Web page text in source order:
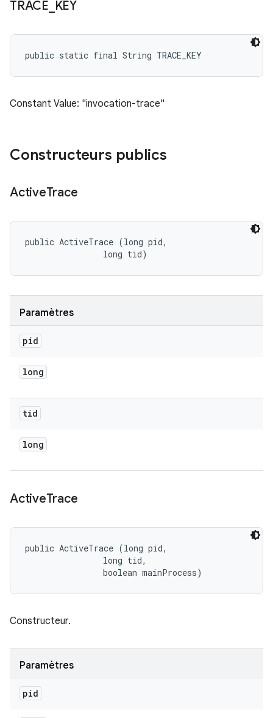
TRACE KEY
public static final String TRACE_KEY
Constant Value: "invocation-trace"
Constructeurs publics
ActiveTrace
public ActiveTrace (long pid,
                long tid)
Paramètres
pid
long
tid
long
ActiveTrace
public ActiveTrace (long pid,
                long tid,
                boolean mainProcess)
Constructeur.
Paramètres
pid